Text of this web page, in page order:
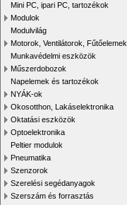
Mini PC, ipari PC, tartozékok
Modulok
Modulvilág
Motorok, Ventilátorok, Fűtőelemek
Munkavédelmi eszközök
Műszerdobozok
Napelemek és tartozékok
NYÁK-ok
Okosotthon, Lakáselektronika
Oktatási eszközök
Optoelektronika
Peltier modulok
Pneumatika
Szenzorok
Szerelési segédanyagok
Szerszám és forrasztás